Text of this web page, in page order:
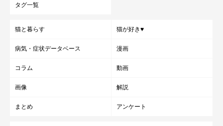
タグ一覧
猫と暮らす 猫が好き♥
病気・症状データベース 漫画
コラム 動画
画像 解説
まとめ アンケート